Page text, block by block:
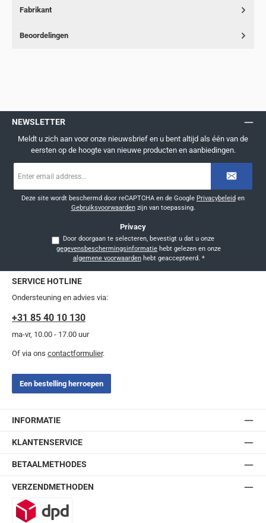
Fabrikant
Beoordelingen
NEWSLETTER
Meldt u zich aan voor onze nieuwsbrief en u bent altijd als één van de
eersten op de hoogte van nieuwe producten en aanbiedingen.
mailadres
Deze site wordt beschermd door reCAPTCHA en de Google Privacybeleid en
Gebruiksvoorwaardenzijn van toepassing.
Privacy
Door doorgaan te selecteren, bevestigt u dat u onze
gegevensbeschermingsinformatie
algemene voorwaardenhebt geaccepteerd. *
SERVICE HOTLINE
Ondersteuning en advies via:
+31 85 40 10 130
ma-vr, 10.00 - 17.00 uur
Of via ons contactformulier.
Een bestelling herroepen
INFORMATIE
KLANTENSERVICE
BETAALMETHODES
VERZENDMETHODEN